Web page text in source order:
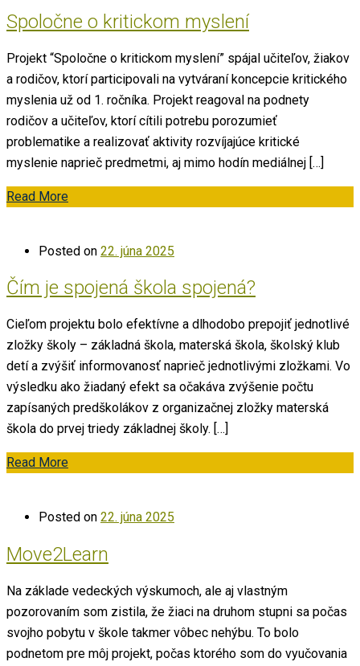
Spoločne o kritickom myslení
Projekt “Spoločne o kritickom myslení” spájal učiteľov, žiakov
a rodičov, ktorí participovali na vytváraní koncepcie kritického
myslenia už od 1. ročníka. Projekt reagoval na podnety
rodičov a učiteľov, ktorí cítili potrebu porozumieť
problematike a realizovať aktivity rozvíjajúce kritické
myslenie naprieč predmetmi, aj mimo hodín mediálnej […]
Read More
Posted on 22. júna 2025
Čím je spojená škola spojená?
Cieľom projektu bolo efektívne a dlhodobo prepojiť jednotlivé
zložky školy – základná škola, materská škola, školský klub
detí a zvýšiť informovanosť naprieč jednotlivými zložkami. Vo
výsledku ako žiadaný efekt sa očakáva zvýšenie počtu
zapísaných predškolákov z organizačnej zložky materská
škola do prvej triedy základnej školy. […]
Read More
Posted on 22. júna 2025
Move2Learn
Na základe vedeckých výskumoch, ale aj vlastným
pozorovaním som zistila, že žiaci na druhom stupni sa počas
svojho pobytu v škole takmer vôbec nehýbu. To bolo
podnetom pre môj projekt, počas ktorého som do vyučovania